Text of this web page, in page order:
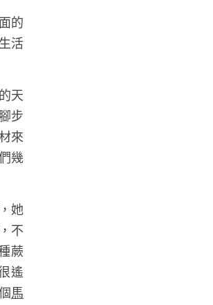
的
活
天
步
來
幾
她
不
蕨
遙
馬